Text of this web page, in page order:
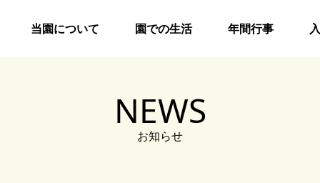
当園について 園での生活 年間行事
NEWS
お知らせ